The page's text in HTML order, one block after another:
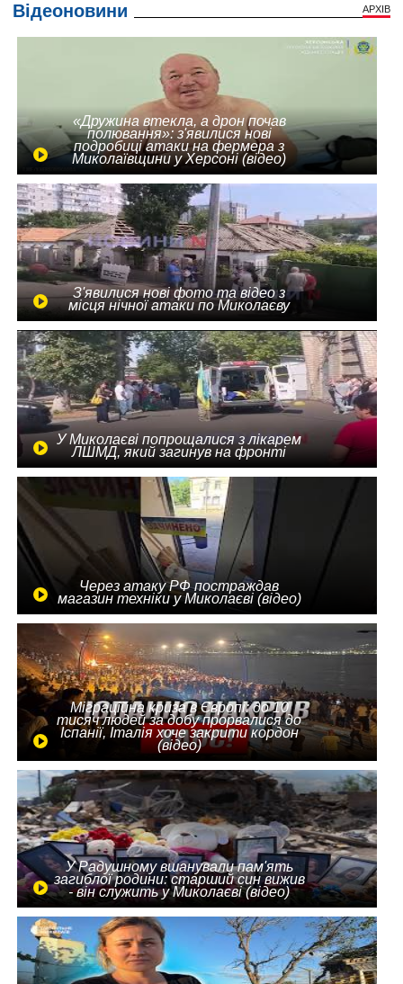
Відеоновини АРХІВ
«Дружина втекла, а дрон почав
полювання»: з'явилися нові
подробиці атаки на фермера з
Миколаївщини у Херсоні (відео)
З'явилися нові фото та відео з
місця нічної атаки по Миколаєву
У Миколаєві попрощалися з лікарем
ЛШМД, який загинув на фронті
Через атаку РФ постраждав
магазин техніки у Миколаєві (відео)
Міграційна криза в Європі: до 10
тисяч людей за добу прорвалися до
Іспанії, Італія хоче закрити кордон
(відео)
У Радушному вшанували пам'ять
загиблої родини: старший син вижив
- він служить у Миколаєві (відео)